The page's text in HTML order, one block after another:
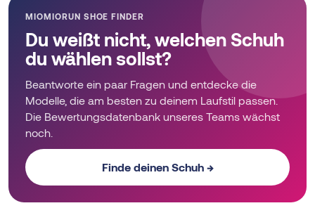
MIOMIORUN SHOE FINDER
Du weißt nicht, welchen Schuh
du wählen sollst?
Beantworte ein paar Fragen und entdecke die
Modelle, die am besten zu deinem Laufstil passen.
Die Bewertungsdatenbank unseres Teams wächst
noch.
Finde deinen Schuh →